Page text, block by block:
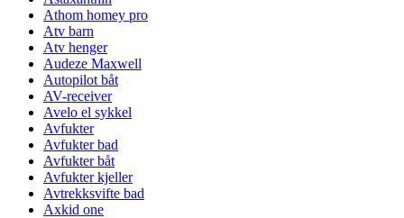
Athom homey pro
Atv barn
Atv henger
Audeze Maxwell
Autopilot båt
AV-receiver
Avelo el sykkel
Avfukter
Avfukter bad
Avfukter båt
Avfukter kjeller
Avtrekksvifte bad
Axkid one